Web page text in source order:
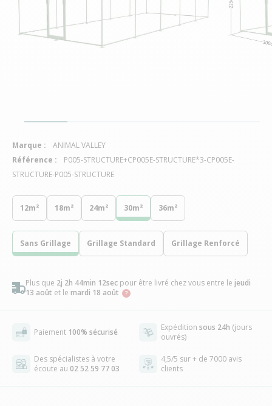
12m² 18m² 24m² 30m² 36m²
Sans Grillage Grillage Standard Grillage Renforcé
Plus que 2j 2h 44min 12sec pour être livré chez vous entre le jeudi
13 août et le mardi 18 août
Paiement 100% sécurisé Expédition sous 24h (jours
ouvrés)
Des spécialistes à votre
écoute au 02 52 59 77 03
4,5/5 sur + de 7000 avis
clients
Marque :
ANIMAL VALLEY
Référence :
P005-STRUCTURE+CP005E-STRUCTURE*3-CP005E-
STRUCTURE-P005-STRUCTURE